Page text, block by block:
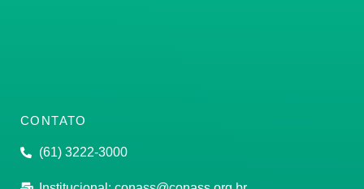
CONTATO
(61) 3222-3000